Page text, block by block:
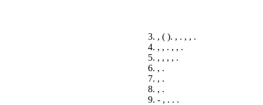
3. , ( ). , . , , .
4. , , . , , .
5. , , , , .
6. , .
7. , .
8. , .
9. - , . . .